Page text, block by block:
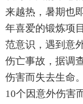
来越热，暑期也
年喜爱的锻炼项
范意识，遇到意
伤亡事故，据调
伤害而失去生命
10个因意外伤害